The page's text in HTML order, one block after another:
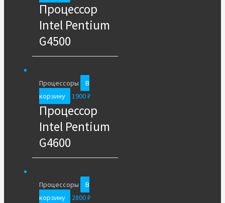
Процессор
Intel Pentium
G4500
Процессоры
В
корзину
1900₽
Процессор
Intel Pentium
G4600
Процессоры
В
корзину
2800₽